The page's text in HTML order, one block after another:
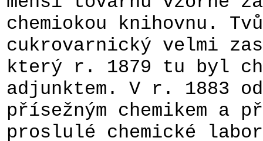
chemiokou knihovnu.
cukrovarnický velmi
který r. 1879 tu byl
adjunktem. V r. 1883
přísežným chemikem
proslulé chemické